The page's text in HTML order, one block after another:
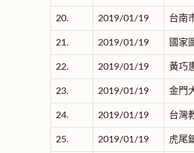
20. 2019/01/19 台南
21. 2019/01/19 國家
22. 2019/01/19 黃巧
23. 2019/01/19 金門
24. 2019/01/19 台灣
25. 2019/01/19 虎尾